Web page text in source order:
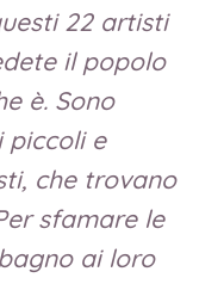
22 artisti
il popolo
è. Sono
piccoli e
che trovano
sfamare le
ai loro